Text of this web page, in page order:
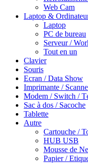
Web Cam
Laptop &
Laptop
PC de bureau
Serveur /
Tout en un
Clavier
Souris
Ecran / Data Show
Imprimante /
Modem / Switch /
Sac à dos / Sacoche
Tablette
Autre
Cartouche /
HUB USB
Mousse de
Papier /